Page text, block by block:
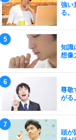
強い
る。
知識
想像
尊敬
がる。
頭が